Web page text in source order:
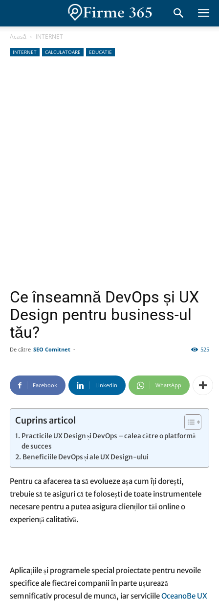
Acasă INTERNET
INTERNET CALCULATOARE EDUCATIE
Ce înseamnă DevOps și UX
Design pentru business-ul
tău?
De către SEO Comitnet - 525
Facebook Linkedin WhatsApp
Cuprins articol
Practicile UX Design și DevOps – calea către o platformă
de succes
Beneficiile DevOps și ale UX Design-ului
Pentru ca afacerea ta să evolueze așa cum îți dorești,
trebuie să te asiguri că te folosești de toate instrumentele
necesare pentru a putea asigura clienților tăi online o
experiență calitativă.
Aplicațiile și programele special proiectate pentru nevoile
specifice ale fiecărei companii în parte ușurează
semnificativ procesul de muncă, iar serviciileOceanoBe UX